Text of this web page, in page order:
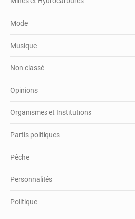
Mode
Musique
Non classé
Opinions
Organismes et Institutions
Partis politiques
Pêche
Personnalités
Politique